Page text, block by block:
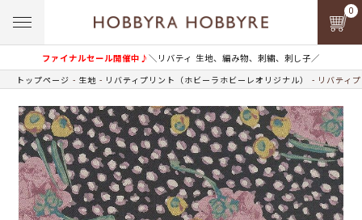
ファイナルセール開催中♪＼リバティ 生地、編み物、刺繍、刺し子／
0
トップページ 生地 リバティプリント（ホビーラホビーレオリジナル） リバティ